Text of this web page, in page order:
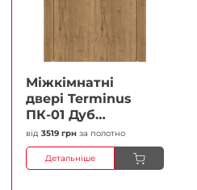
Міжкімнатні
двері Terminus
ПК-01 Дуб
античний Глухі
Плівка
від 3519 грн за полотно
Детальніше